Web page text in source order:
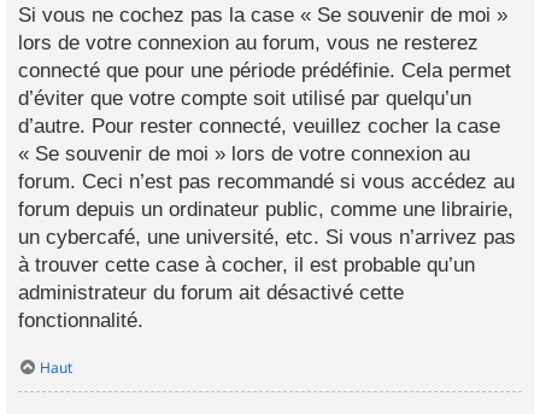
Si vous ne cochez pas la case « Se souvenir de moi »
lors de votre connexion au forum, vous ne resterez
connecté que pour une période prédéfinie. Cela permet
d’éviter que votre compte soit utilisé par quelqu’un
d’autre. Pour rester connecté, veuillez cocher la case
« Se souvenir de moi » lors de votre connexion au
forum. Ceci n’est pas recommandé si vous accédez au
forum depuis un ordinateur public, comme une librairie,
un cybercafé, une université, etc. Si vous n’arrivez pas
à trouver cette case à cocher, il est probable qu’un
administrateur du forum ait désactivé cette
fonctionnalité.
Haut